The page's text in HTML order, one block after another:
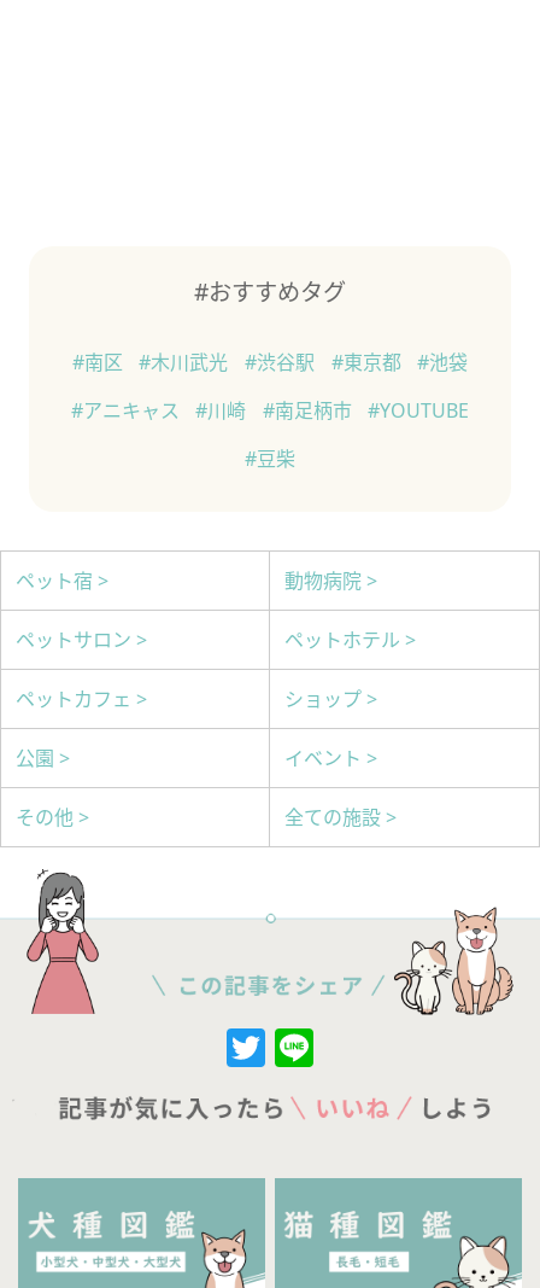
#おすすめタグ
#南区 #木川武光 #渋谷駅 #東京都 #池袋
#アニキャス
#川崎 #南足柄市
#YOUTUBE
#豆柴
ペット宿 > 動物病院 >
ペットサロン > ペットホテル >
ペットカフェ > ショップ >
公園 > イベント >
その他 > 全ての施設 >
Twitter